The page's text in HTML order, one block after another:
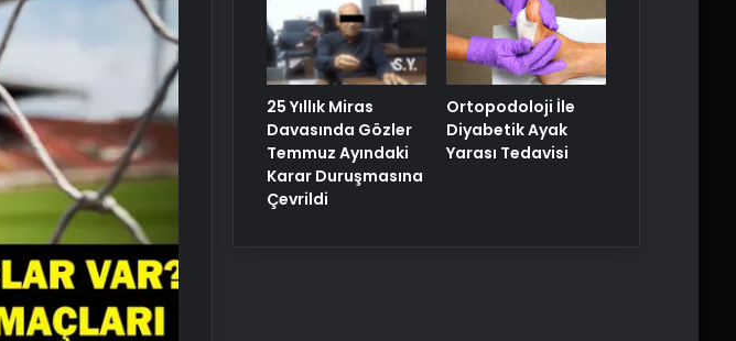
25 Yıllık Miras
Davasında Gözler
Temmuz Ayındaki
Karar Duruşmasına
Çevrildi
Ortopodoloji İle
Diyabetik Ayak
Yarası Tedavisi